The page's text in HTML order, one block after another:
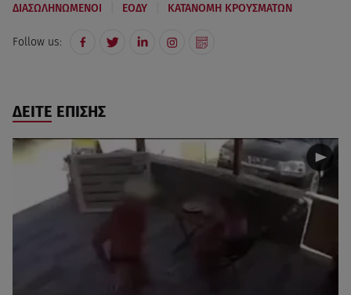
ΔΙΑΣΩΛΗΝΩΜΕΝΟΙ ΕΟΔΥ ΚΑΤΑΝΟΜΗ ΚΡΟΥΣΜΑΤΩΝ
Follow us:
ΔΕΙΤΕ ΕΠΙΣΗΣ